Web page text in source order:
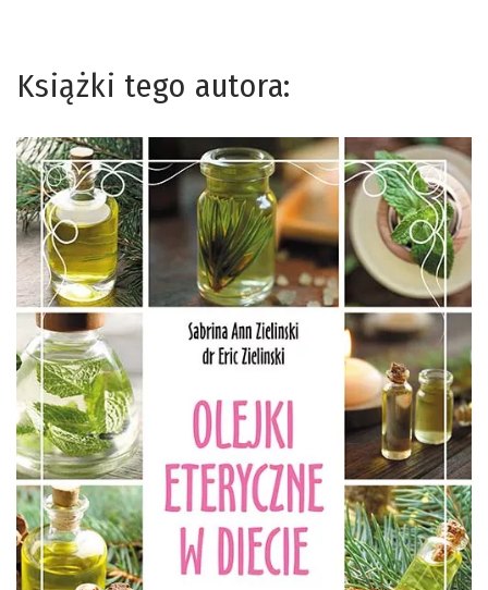
Książki tego autora: